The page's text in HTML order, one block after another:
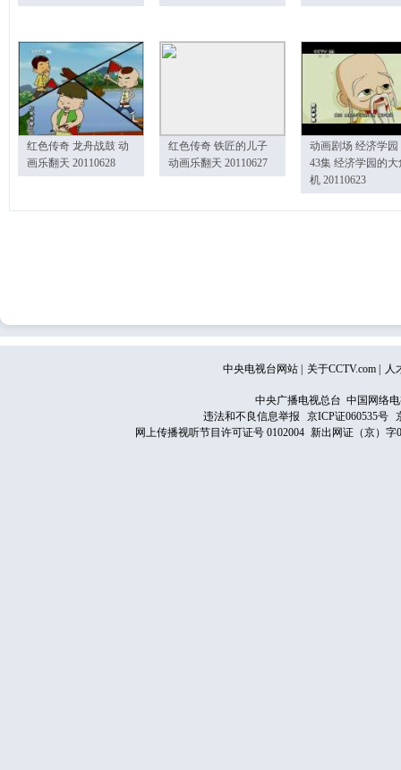
红色传奇 龙舟战鼓 动
画乐翻天 20110628
红色传奇 铁匠的儿子
动画乐翻天 20110627
动画剧场 经济学园
43集 经济学园的大
机 20110623
中央电视台网站 关于CCTV.com 人
中央广播电视总台 中国网络
违法和不良信息举报
京ICP证060535号
网上传播视听节目许可证号 0102004 新出网证（京）